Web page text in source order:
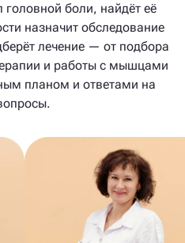
головной боли, найдёт её
назначит обследование
лечение — от подбора
и работы с мышцами
планом и ответами на